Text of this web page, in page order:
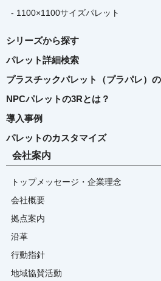
- 1100×1100サイズパレット
シリーズから探す
パレット詳細検索
プラスチックパレット（プラパレ）
NPCパレットの3Rとは？
導入事例
パレットのカスタマイズ
会社案内
トップメッセージ・企業理念
会社概要
拠点案内
沿革
行動指針
地域協賛活動